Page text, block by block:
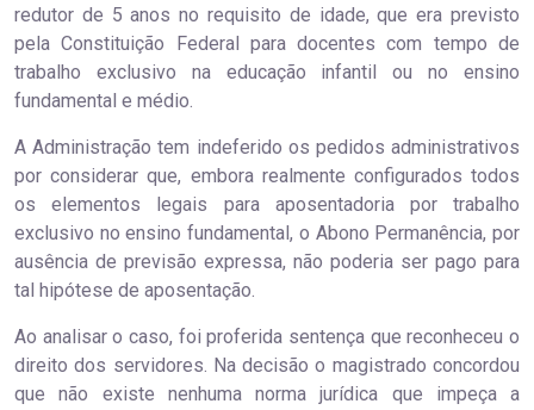
redutor de 5 anos no requisito de idade, que era previsto
pela Constituição Federal para docentes com tempo de
trabalho exclusivo na educação infantil ou no ensino
fundamental e médio.
A Administração tem indeferido os pedidos administrativos
por considerar que, embora realmente configurados todos
os elementos legais para aposentadoria por trabalho
exclusivo no ensino fundamental, o Abono Permanência, por
ausência de previsão expressa, não poderia ser pago para
tal hipótese de aposentação.
Ao analisar o caso, foi proferida sentença que reconheceu o
direito dos servidores. Na decisão o magistrado concordou
que não existe nenhuma norma jurídica que impeça a